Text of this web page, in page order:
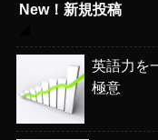
New！新規投稿
英語力を
極意